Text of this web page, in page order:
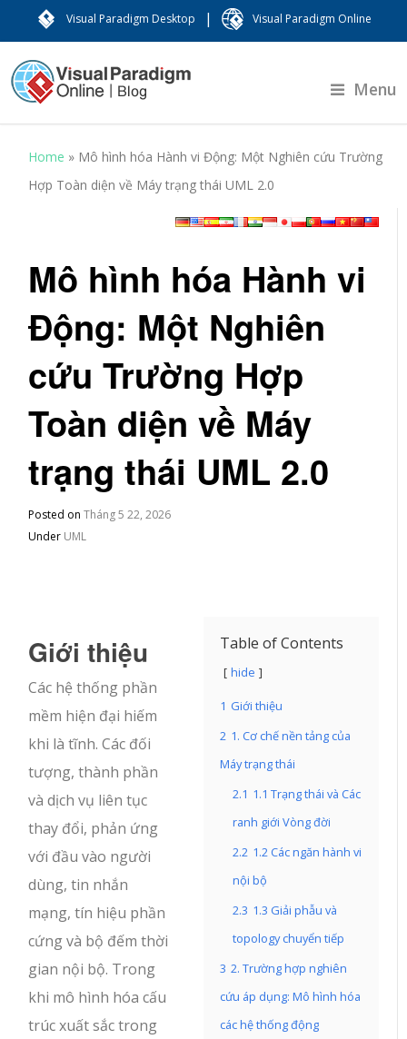
Visual Paradigm Desktop | Visual Paradigm Online
Menu
Home » Mô hình hóa Hành vi Động: Một Nghiên cứu Trường
Hợp Toàn diện về Máy trạng thái UML 2.0
Mô hình hóa Hành vi
Động: Một Nghiên
cứu Trường Hợp
Toàn diện về Máy
trạng thái UML 2.0
Posted onTháng 5 22, 2026
Under UML
Table of Contents
hide
1 Giới thiệu
2 1. Cơ chế nền tảng của
Máy trạng thái
2.1 1.1 Trạng thái và Các
ranh giới Vòng đời
2.2 1.2 Các ngăn hành vi
nội bộ
2.3 1.3 Giải phẫu và
topology chuyển tiếp
3 2. Trường hợp nghiên
cứu áp dụng: Mô hình hóa
các hệ thống động
Giới thiệu
Các hệ thống phần
mềm hiện đại hiếm
khi là tĩnh. Các đối
tượng, thành phần
và dịch vụ liên tục
thay đổi, phản ứng
với đầu vào người
dùng, tin nhắn
mạng, tín hiệu phần
cứng và bộ đếm thời
gian nội bộ. Trong
khi mô hình hóa cấu
trúc xuất sắc trong